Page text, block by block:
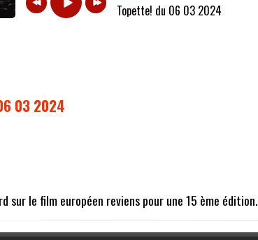
Topette! du 06 03 2024
03 2024
sur le film européen reviens pour une 15 ème édition.